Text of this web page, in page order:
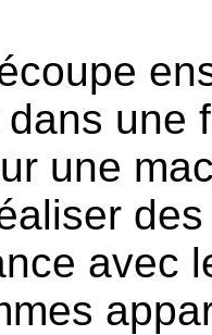
une
une
avec